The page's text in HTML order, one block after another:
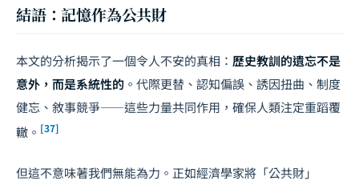
結語：記憶作為公共財
本文的分析揭示了一個令人不安的真相： 歷史教訓的遺忘不是
意外，而是系統性的 。代際更替、認知偏誤、誘因扭曲、制度
健忘、敘事競爭——這些力量共同作用，確保人類注定重蹈覆
轍。 [37]
但這不意味著我們無能為力。正如經濟學家將「公共財」